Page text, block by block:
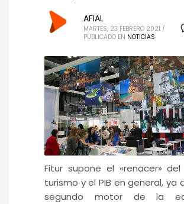
AFIAL
MARTES, 23 FEBRERO 2021 /
PUBLICADO EN NOTICIAS
Fitur supone el «renacer» del
turismo y el PIB en general, ya
segundo motor de la